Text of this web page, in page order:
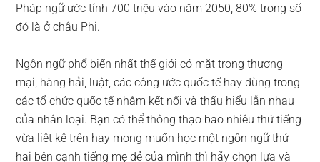
Pháp ngữ ước tính 700 triệu vào năm 2050, 80% trong số
đó là ở châu Phi.
Ngôn ngữ phổ biến nhất thế giới có mặt trong thương
mại, hàng hải, luật, các công ước quốc tế hay dùng trong
các tổ chức quốc tế nhằm kết nối và thấu hiểu lẫn nhau
của nhân loại. Bạn có thể thông thạo bao nhiêu thứ tiếng
vừa liệt kê trên hay mong muốn học một ngôn ngữ thứ
hai bên cạnh tiếng mẹ đẻ của mình thì hãy chọn lựa và